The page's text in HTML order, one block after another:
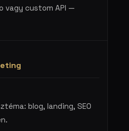
vagy custom API —
blog, landing, SEO